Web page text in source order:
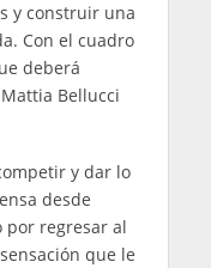
y construir una
Con el cuadro
deberá
Bellucci
y dar lo
desde
por regresar al
que le